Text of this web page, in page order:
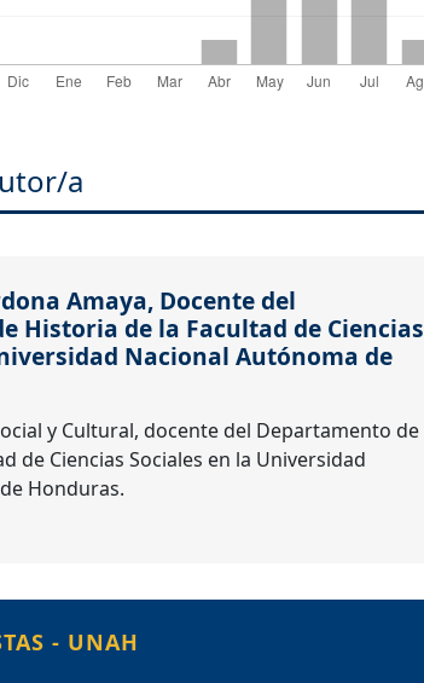
a
Amaya, Docente del
Historia de la Facultad de Ciencias
Nacional Autónoma de
y Cultural, docente del Departamento de
de Ciencias Sociales en la Universidad
Honduras.
- UNAH